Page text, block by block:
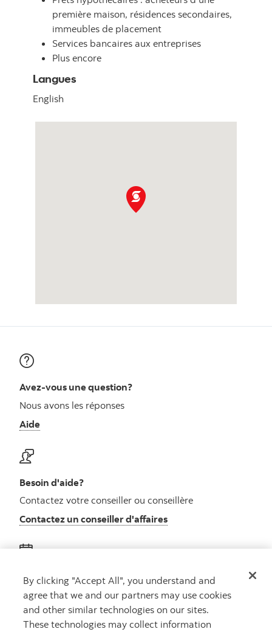
première maison, résidences secondaires,
immeubles de placement
Services bancaires aux entreprises
Plus encore
Langues
English
Avez-vous une question?
Nous avons les réponses
Aide
Besoin d'aide?
Contactez votre conseiller ou conseillère
Contactez un conseiller d'affaires
Obtenez des conseils
Rencontrez un conseiller
Prenez rendez-vous
By clicking "Accept All", you understand and
agree that we and our partners may use cookies
and other similar technologies on our sites.
These technologies may collect information